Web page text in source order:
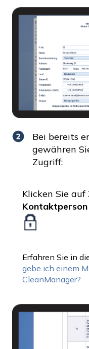
Bei bereits
gewähren
Zugriff:
Klicken Sie auf
Erfahren Sie in
gebe ich einem
CleanManager?